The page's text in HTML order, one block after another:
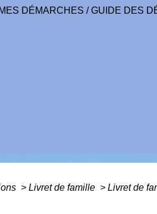
MES DÉMARCHES /GUIDE DES
> Livret de famille > Livret de